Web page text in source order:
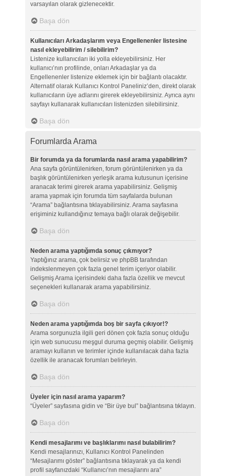
varsayılan olarak gizlenecektir.
Başa dön
Kullanıcıları Arkadaşlarım veya Engellenenler listesine
nasıl ekleyebilirim / silebilirim?
Listenize kullanıcıları iki yolla ekleyebilirsiniz. Her
kullanıcı’nın profilinde, onları Arkadaşlar ya da
Engellenenler listenize eklemek için bir bağlantı olacaktır.
Alternatif olarak Kullanıcı Kontrol Paneliniz’den, direkt olarak
kullanıcıların üye adlarını girerek ekleyebilirsiniz. Ayrıca aynı
sayfayı kullanarak kullanıcıları listenizden silebilirsiniz.
Başa dön
Forumlarda Arama
Bir forumda ya da forumlarda nasıl arama yapabilirim?
Ana sayfa görüntülenirken, forum görüntülenirken ya da
başlık görüntülenirken yerleşik arama kutusunun içerisine
aranacak terimi girerek arama yapabilirsiniz. Gelişmiş
arama yapmak için forumda tüm sayfalarda bulunan
“Arama” bağlantısına tıklayabilirsiniz. Arama sayfasına
erişiminiz kullandığınız temaya bağlı olarak değişebilir.
Başa dön
Neden arama yaptığımda sonuç çıkmıyor?
Yaptığınız arama, çok belirsiz ve phpBB tarafından
indekslenmeyen çok fazla genel terim içeriyor olabilir.
Gelişmiş Arama içerisindeki daha fazla özellik ve mevcut
seçenekleri kullanarak arama yapabilirsiniz.
Başa dön
Neden arama yaptığımda boş bir sayfa çıkıyor!?
Arama sorgunuzla ilgili geri dönen çok fazla sonuç olduğu
için web sunucusu meşgul duruma geçmiş olabilir. Gelişmiş
aramayı kullanın ve terimler içinde kullanılacak daha fazla
özellik ile aranacak forumları belirleyin.
Başa dön
Üyeler için nasıl arama yaparım?
“Üyeler” sayfasına gidin ve “Bir üye bul” bağlantısına tıklayın.
Başa dön
Kendi mesajlarımı ve başlıklarımı nasıl bulabilirim?
Kendi mesajlarınızı, Kullanıcı Kontrol Panelinden
“Mesajlarımı göster” bağlantısına tıklayarak ya da kendi
profil sayfanızdaki “Kullanıcı’nın mesajlarını ara”